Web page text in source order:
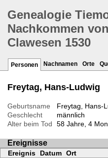
Genealogie
Nachkommen
Clawesen 1530
Personen Nachnamen Orte
Freytag, Hans-Ludwig
Geburtsname
Freytag, Hans-
Geschlecht
männlich
Alter beim Tod
58 Jahre, 4
Ereignisse
Ereignis Datum Ort